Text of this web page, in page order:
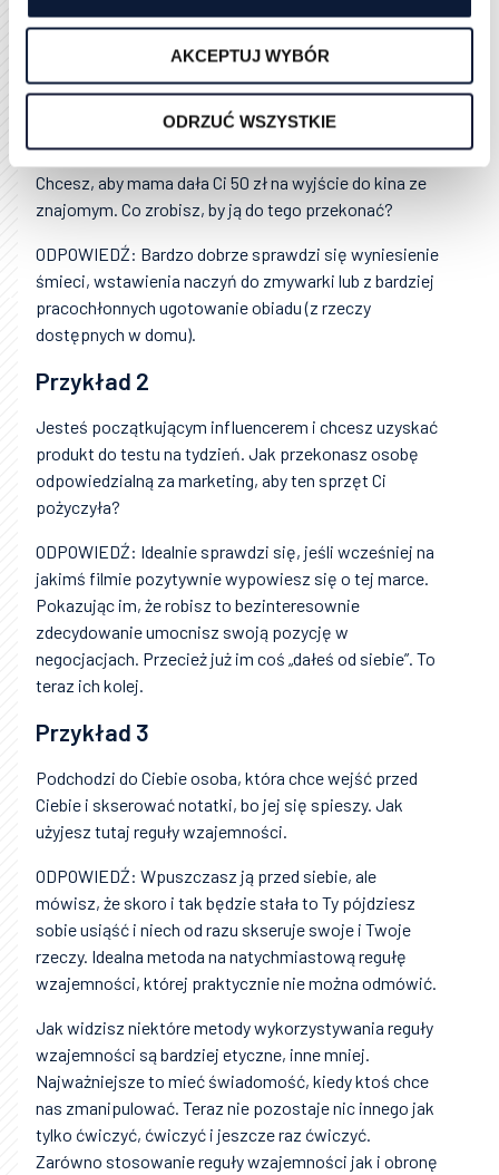
AKCEPTUJ WYBÓR
ODRZUĆ WSZYSTKIE
Cialdiniego w praktyce. Pamiętaj, że podane przez nas
odpowiedzi są tylko przykładowe, ty możesz mieć
inne.
Chcesz, aby mama dała Ci 50 zł na wyjście do kina ze
znajomym. Co zrobisz, by ją do tego przekonać?
ODPOWIEDŹ: Bardzo dobrze sprawdzi się wyniesienie
śmieci, wstawienia naczyń do zmywarki lub z bardziej
pracochłonnych ugotowanie obiadu (z rzeczy
dostępnych w domu).
Przykład 2
Jesteś początkującym influencerem i chcesz uzyskać
produkt do testu na tydzień. Jak przekonasz osobę
odpowiedzialną za marketing, aby ten sprzęt Ci
pożyczyła?
ODPOWIEDŹ: Idealnie sprawdzi się, jeśli wcześniej na
jakimś filmie pozytywnie wypowiesz się o tej marce.
Pokazując im, że robisz to bezinteresownie
zdecydowanie umocnisz swoją pozycję w
negocjacjach. Przecież już im coś „dałeś od siebie”. To
teraz ich kolej.
Przykład 3
Podchodzi do Ciebie osoba, która chce wejść przed
Ciebie i skserować notatki, bo jej się spieszy. Jak
użyjesz tutaj reguły wzajemności.
ODPOWIEDŹ: Wpuszczasz ją przed siebie, ale
mówisz, że skoro i tak będzie stała to Ty pójdziesz
sobie usiąść i niech od razu skseruje swoje i Twoje
rzeczy. Idealna metoda na natychmiastową regułę
wzajemności, której praktycznie nie można odmówić.
Jak widzisz niektóre metody wykorzystywania reguły
wzajemności są bardziej etyczne, inne mniej.
Najważniejsze to mieć świadomość, kiedy ktoś chce
nas zmanipulować. Teraz nie pozostaje nic innego jak
tylko ćwiczyć, ćwiczyć i jeszcze raz ćwiczyć.
Zarówno stosowanie reguły wzajemności jak i obronę